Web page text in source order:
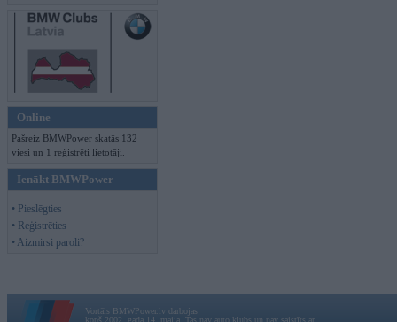
Online
Pašreiz BMWPower skatās 132
viesi un 1 reģistrēti lietotāji.
Ienākt BMWPower
• Pieslēgties
• Reģistrēties
• Aizmirsi paroli?
Vortāls BMWPower.lv darbojas
kopš 2002. gada 14. maija. Tas nav auto klubs un nav saistīts ar